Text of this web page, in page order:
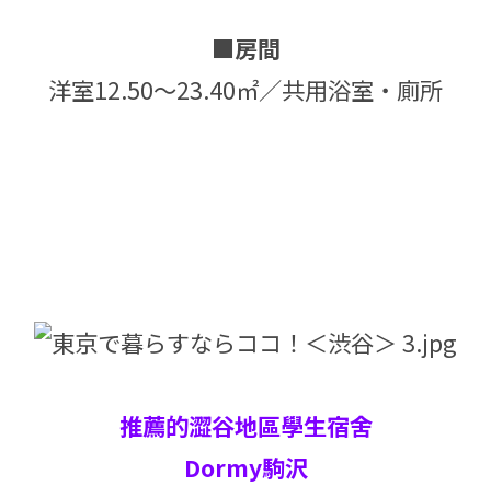
■房間
洋室12.50～23.40㎡／共用浴室・廁所
推薦的澀谷地區學生宿舍
Dormy駒沢